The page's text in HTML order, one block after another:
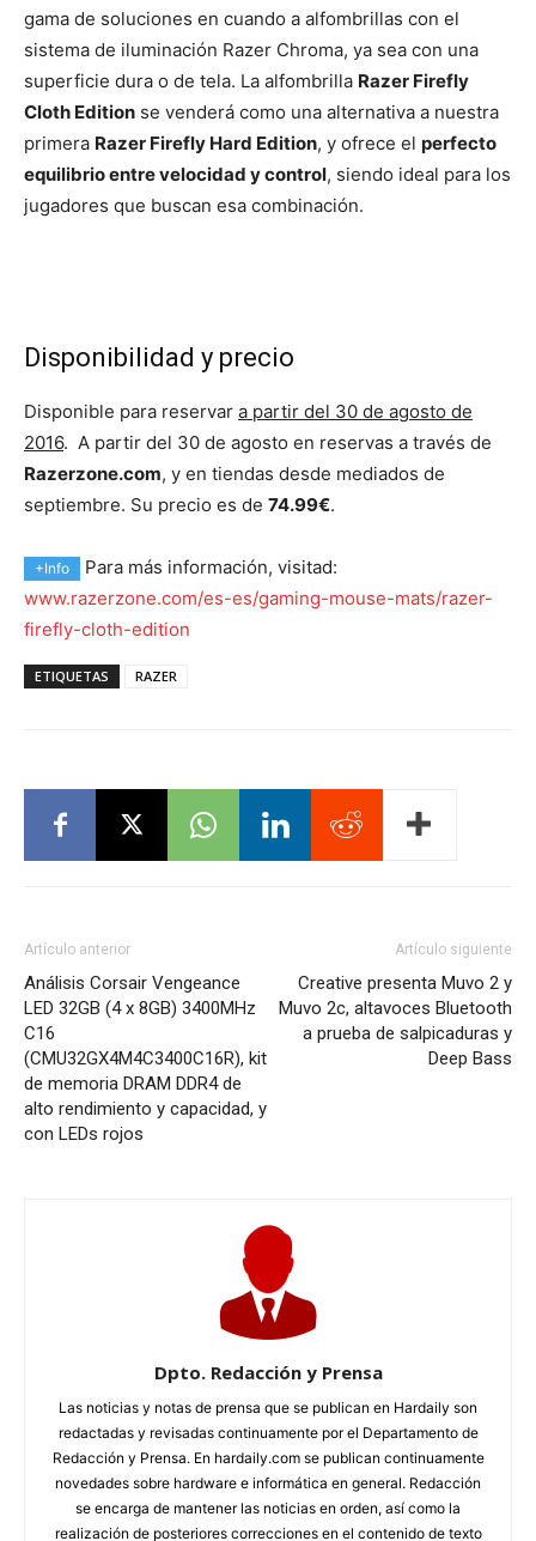
gama de soluciones en cuando a alfombrillas con el
sistema de iluminación Razer Chroma, ya sea con una
superficie dura o de tela. La alfombrilla Razer Firefly
Cloth Edition se venderá como una alternativa a nuestra
primera Razer Firefly Hard Edition, y ofrece el perfecto
equilibrio entre velocidad y control, siendo ideal para los
jugadores que buscan esa combinación.
Disponibilidad y precio
Disponible para reservar a partir del 30 de agosto de
2016. A partir del 30 de agosto en reservas a través de
Razerzone.com, y en tiendas desde mediados de
septiembre. Su precio es de 74.99€.
+Info
Para más información, visitad:
www.razerzone.com/es-es/gaming-mouse-mats/razer-
firefly-cloth-edition
ETIQUETAS RAZER
Artículo anterior
Análisis Corsair Vengeance
LED 32GB (4 x 8GB) 3400MHz
C16
(CMU32GX4M4C3400C16R), kit
de memoria DRAM DDR4 de
alto rendimiento y capacidad, y
con LEDs rojos
Artículo siguiente
Creative presenta Muvo 2 y
Muvo 2c, altavoces Bluetooth
a prueba de salpicaduras y
Deep Bass
Dpto. Redacción y Prensa
Las noticias y notas de prensa que se publican en Hardaily son
redactadas y revisadas continuamente por el Departamento de
Redacción y Prensa. En hardaily.com se publican continuamente
novedades sobre hardware e informática en general. Redacción
se encarga de mantener las noticias en orden, así como la
realización de posteriores correcciones en el contenido de texto